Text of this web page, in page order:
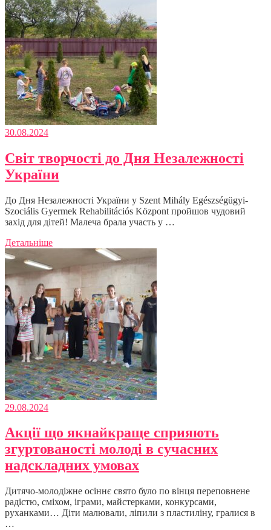
30.08.2024
Світ творчості до Дня Незалежності
України
До Дня Незалежності України у Szent Mihály Egészségügyi-
Szociális Gyermek Rehabilitációs Központ пройшов чудовий
захід для дітей! Малеча брала участь у …
Детальніше
29.08.2024
Акції що якнайкраще сприяють
згуртованості молоді в сучасних
надскладних умовах
Дитячо-молодіжне осіннє свято було по вінця переповнене
радістю, сміхом, іграми, майстерками, конкурсами,
руханками… Діти малювали, ліпили з пластиліну, гралися в
…